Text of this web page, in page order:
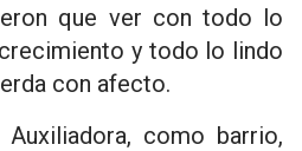
que ver con todo lo
y todo lo lindo
con afecto.
como barrio,